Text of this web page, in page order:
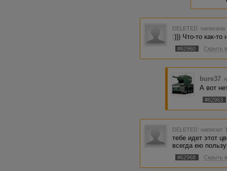
DELETED
:))) Что-то как-то
#62960 Скрыть
bure37
А вот
#62963
DELETED написал
тебе идет этот
всегда ею
#62968 Скрыть